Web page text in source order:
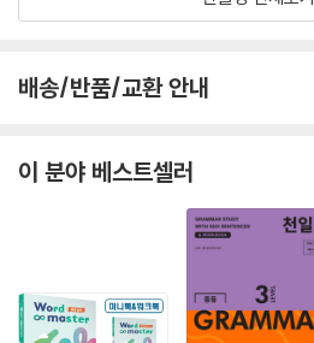
배송/반품/교환 안내
이 분야 베스트셀러